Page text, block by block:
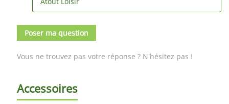
Poser ma question
Vous ne trouvez pas votre réponse ? N'hésitez pas !
Accessoires